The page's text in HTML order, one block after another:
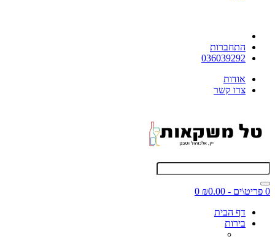
התחברות
036039292
אודות
צרו קשר
0 פריט\ים - ₪0.00
0
דף הבית
בירות